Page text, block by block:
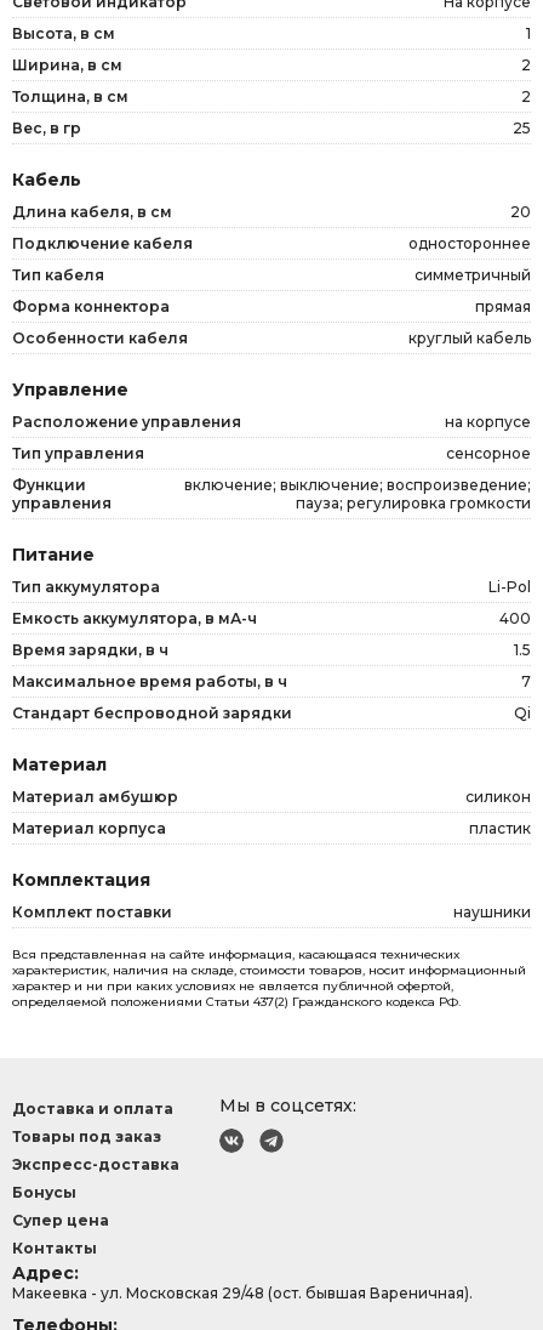
Высота, в см
1
Ширина, в см
2
Толщина, в см
2
Вес, в гр
25
Кабель
Длина кабеля, в см
20
Подключение кабеля
одностороннее
Тип кабеля
симметричный
Форма коннектора
прямая
Особенности кабеля
круглый кабель
Управление
Расположение управления
на корпусе
Тип управления
сенсорное
Функции
управления
включение; выключение; воспроизведение;
пауза; регулировка громкости
Питание
Тип аккумулятора
Li-Pol
Емкость аккумулятора, в мА-ч
400
Время зарядки, в ч
1.5
Максимальное время работы, в ч
7
Стандарт беспроводной зарядки
Qi
Материал
Материал амбушюр
силикон
Материал корпуса
пластик
Комплектация
Комплект поставки наушники
Вся представленная на сайте информация, касающаяся технических
характеристик, наличия на складе, стоимости товаров, носит информационный
характер и ни при каких условиях не является публичной офертой,
определяемой положениями Статьи 437(2) Гражданского кодекса РФ.
Мы в соцсетях:
Доставка и оплата
Товары под заказ
Экспресс-доставка
Бонусы
Супер цена
Контакты
Адрес:
Макеевка - ул. Московская 29/48 (ост. бывшая Вареничная).
Телефоны: